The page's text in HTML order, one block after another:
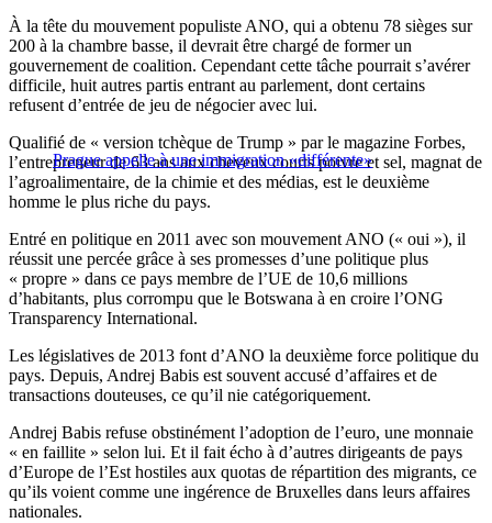
À la tête du mouvement populiste ANO, qui a obtenu 78 sièges sur
200 à la chambre basse, il devrait être chargé de former un
gouvernement de coalition. Cependant cette tâche pourrait s’avérer
difficile, huit autres partis entrant au parlement, dont certains
refusent d’entrée de jeu de négocier avec lui.
Prague appelle à une immigration «différente»
Qualifié de « version tchèque de Trump » par le magazine Forbes,
l’entrepreneur de 63 ans aux cheveux courts poivre et sel, magnat de
l’agroalimentaire, de la chimie et des médias, est le deuxième
homme le plus riche du pays.
Entré en politique en 2011 avec son mouvement ANO (« oui »), il
réussit une percée grâce à ses promesses d’une politique plus
« propre » dans ce pays membre de l’UE de 10,6 millions
d’habitants, plus corrompu que le Botswana à en croire l’ONG
Transparency International.
Les législatives de 2013 font d’ANO la deuxième force politique du
pays. Depuis, Andrej Babis est souvent accusé d’affaires et de
transactions douteuses, ce qu’il nie catégoriquement.
Andrej Babis refuse obstinément l’adoption de l’euro, une monnaie
« en faillite » selon lui. Et il fait écho à d’autres dirigeants de pays
d’Europe de l’Est hostiles aux quotas de répartition des migrants, ce
qu’ils voient comme une ingérence de Bruxelles dans leurs affaires
nationales.